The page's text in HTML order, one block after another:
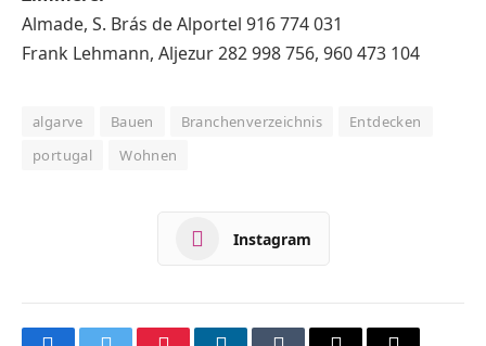
Almade, S. Brás de Alportel 916 774 031
Frank Lehmann, Aljezur 282 998 756, 960 473 104
algarve Bauen Branchenverzeichnis
Entdecken
portugal
Wohnen
Instagram